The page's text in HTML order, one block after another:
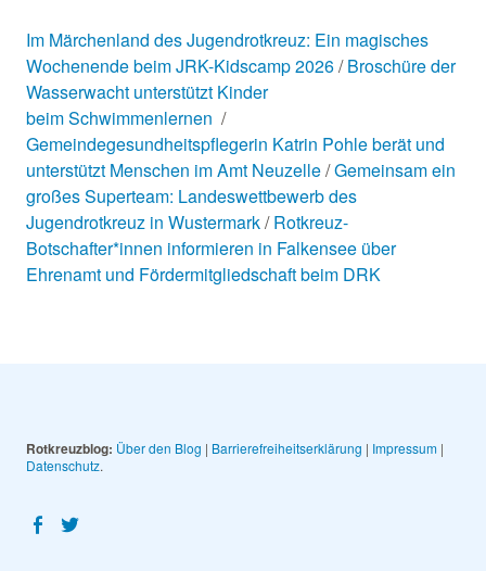
Im Märchenland des Jugendrotkreuz: Ein magisches
Wochenende beim JRK-Kidscamp 2026 Broschüre der
Wasserwacht unterstützt Kinder
beim Schwimmenlernen
Gemeindegesundheitspflegerin Katrin Pohle berät und
unterstützt Menschen im Amt Neuzelle Gemeinsam ein
großes Superteam: Landeswettbewerb des
Jugendrotkreuz in Wustermark Rotkreuz-
Botschafter*innen informieren in Falkensee über
Ehrenamt und Fördermitgliedschaft beim DRK
Rotkreuzblog: Über den Blog | Barrierefreiheitserklärung | Impressum|
Datenschutz